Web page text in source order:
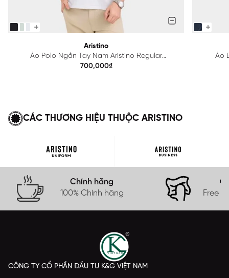
Aristino
Áo Polo Ngắn Tay Nam Aristino Regular
APS615EDP01
700,000₫
Áo
CÁC THƯƠNG HIỆU THUỘC ARISTINO
Chính hãng
100% Chính hãng
Free
CÔNG TY CỔ PHẦN ĐẦU TƯ K&G VIỆT NAM